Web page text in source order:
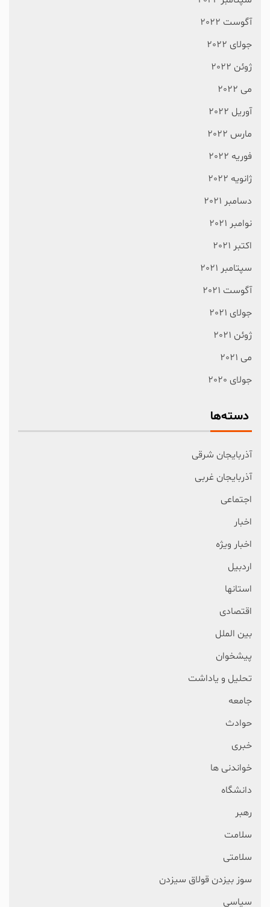
آگوست 2022
جولای 2022
ژوئن 2022
می 2022
آوریل 2022
مارس 2022
فوریه 2022
ژانویه 2022
دسامبر 2021
نوامبر 2021
اکتبر 2021
سپتامبر 2021
آگوست 2021
جولای 2021
ژوئن 2021
می 2021
جولای 2020
دسته‌ها
آذربایجان شرقی
آذربایجان غربی
اجتماعی
اخبار
اخبار ویژه
اردبیل
استانها
اقتصادی
بین الملل
پیشخوان
تحلیل و یاداشت
جامعه
حوادث
خبری
خواندنی ها
دانشگاه
رهبر
سلامت
سلامتی
سوز بیزدن قولاق سیزدن
سیاسی